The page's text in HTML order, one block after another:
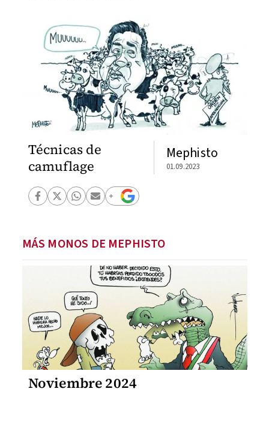
Técnicas de
camuflage
Mephisto
01.09.2023
MÁS MONOS DE MEPHISTO
Noviembre 2024